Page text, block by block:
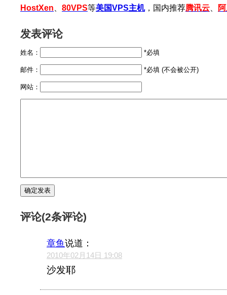
HostXen
80VPS等美国VPS主机，国内推荐腾讯云
发表评论
姓名： *必填
邮件： *必填 (不会被公开)
网站：
评论(2条评论)
章鱼说道：
2010年02月14日 19:08
沙发耶